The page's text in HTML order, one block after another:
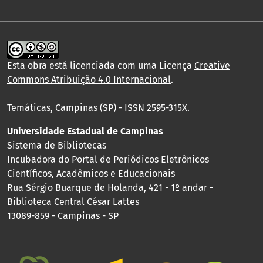
Esta obra está licenciada com uma Licença Creative
Commons Atribuição 4.0 Internacional.
Temáticas, Campinas (SP) - ISSN 2595-315X.
Universidade Estadual de Campinas
Sistema de Bibliotecas
Incubadora do Portal de Periódicos Eletrônicos
Científicos, Acadêmicos e Educacionais
Rua Sérgio Buarque de Holanda, 421 - 1º andar -
Biblioteca Central César Lattes
13089-859 - Campinas - SP